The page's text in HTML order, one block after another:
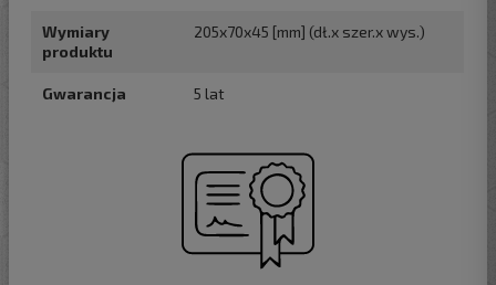
Wymiary
produktu
205x70x45 [mm] (dł.x szer.x wys.)
Gwarancja 5 lat